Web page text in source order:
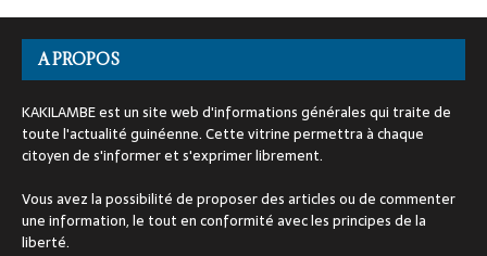
A PROPOS
KAKILAMBE est un site web d'informations générales qui traite de
toute l'actualité guinéenne. Cette vitrine permettra à chaque
citoyen de s'informer et s'exprimer librement.
Vous avez la possibilité de proposer des articles ou de commenter
une information, le tout en conformité avec les principes de la
liberté.